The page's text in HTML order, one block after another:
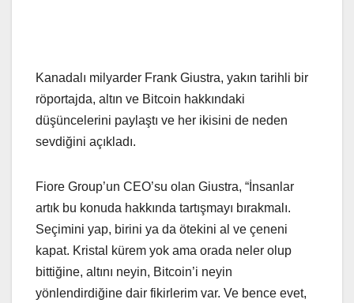
Kanadalı milyarder Frank Giustra, yakın tarihli bir
röportajda, altın ve Bitcoin hakkındaki
düşüncelerini paylaştı ve her ikisini de neden
sevdiğini açıkladı.
Fiore Group’un CEO’su olan Giustra, “İnsanlar
artık bu konuda hakkında tartışmayı bırakmalı.
Seçimini yap, birini ya da ötekini al ve çeneni
kapat. Kristal kürem yok ama orada neler olup
bittiğine, altını neyin, Bitcoin’i neyin
yönlendirdiğine dair fikirlerim var. Ve bence evet,